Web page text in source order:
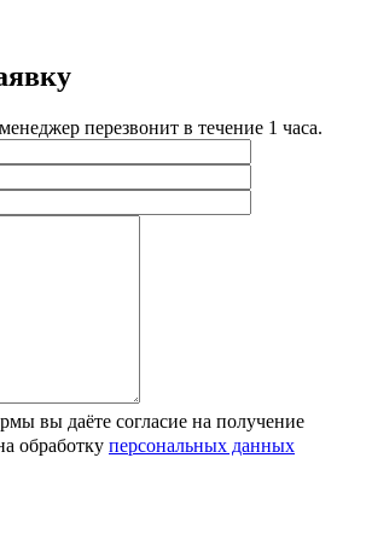
перезвонит в течение 1 часа.
вы даёте согласие на получение
обработку персональных данных